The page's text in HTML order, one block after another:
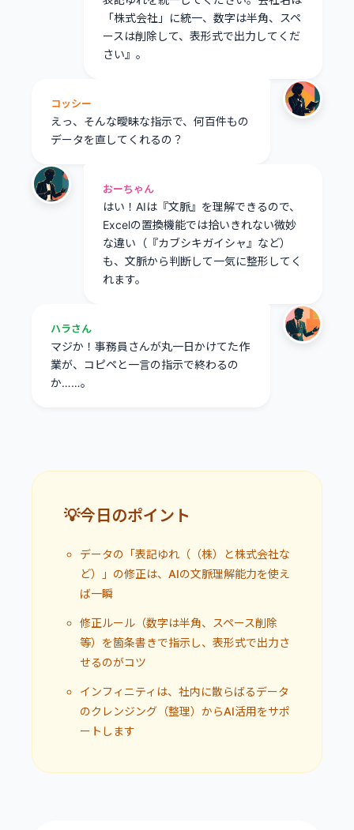
「株式会社」に統一、数字は半角、スペ
ースは削除して、表形式で出力してくだ
さい』。
コッシー
えっ、そんな曖昧な指示で、何百件もの
データを直してくれるの？
おーちゃん
はい！AIは『文脈』を理解できるので、
Excelの置換機能では拾いきれない微妙
な違い（『カブシキガイシャ』など）
も、文脈から判断して一気に整形してく
れます。
ハラさん
マジか！事務員さんが丸一日かけてた作
業が、コピペと一言の指示で終わるの
か……。
💡今日のポイント
データの「表記ゆれ（（株）と株式会社な
ど）」の修正は、AIの文脈理解能力を使え
ば一瞬
修正ルール（数字は半角、スペース削除
等）を箇条書きで指示し、表形式で出力さ
せるのがコツ
インフィニティは、社内に散らばるデータ
のクレンジング（整理）からAI活用をサポ
ートします